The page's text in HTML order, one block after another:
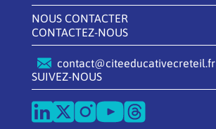
NOUS CONTACTER
CONTACTEZ-NOUS
contact@citeeducativecreteil.fr
SUIVEZ-NOUS